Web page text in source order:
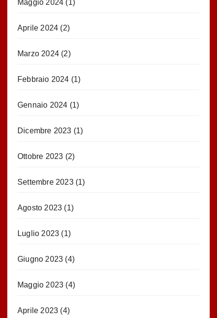
Maggio 2024 (1)
Aprile 2024 (2)
Marzo 2024 (2)
Febbraio 2024 (1)
Gennaio 2024 (1)
Dicembre 2023 (1)
Ottobre 2023 (2)
Settembre 2023(1)
Agosto 2023 (1)
Luglio 2023 (1)
Giugno 2023 (4)
Maggio 2023 (4)
Aprile 2023 (4)